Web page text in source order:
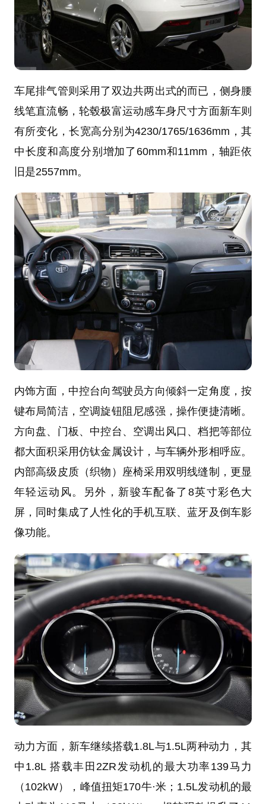
车尾排气管则采用了双边共两出式的而已，侧身腰
线笔直流畅，轮毂极富运动感车身尺寸方面新车则
有所变化，长宽高分别为4230/1765/1636mm，其
中长度和高度分别增加了60mm和11mm，轴距依
旧是2557mm。
内饰方面，中控台向驾驶员方向倾斜一定角度，按
键布局简洁，空调旋钮阻尼感强，操作便捷清晰。
方向盘、门板、中控台、空调出风口、档把等部位
都大面积采用仿钛金属设计，与车辆外形相呼应。
内部高级皮质（织物）座椅采用双明线缝制，更显
年轻运动风。另外，新骏车配备了8英寸彩色大
屏，同时集成了人性化的手机互联、蓝牙及倒车影
像功能。
动力方面，新车继续搭载1.8L与1.5L两种动力，其
中1.8L 搭载丰田2ZR发动机的最大功率139马力
（102kW），峰值扭矩170牛·米；1.5L发动机的最